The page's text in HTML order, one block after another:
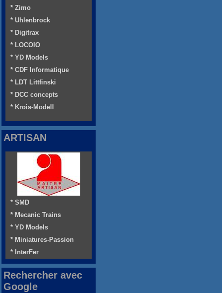
* Zimo
* Uhlenbrock
* Digitrax
* LOCOIO
* YD Models
* CDF Informatique
* LDT Littfinski
* DCC concepts
* Krois-Modell
ARTISAN
* SMD
* Mecanic Trains
* YD Models
* Miniatures-Passion
* InterFer
Rechercher avec
Google